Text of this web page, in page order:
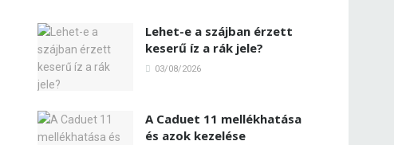
Lehet-e a szájban érzett
keserű íz a rák jele?
03/08/2026
A Caduet 11 mellékhatása
és azok kezelése